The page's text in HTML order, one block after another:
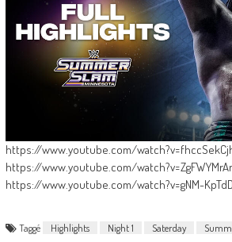
https://www.youtube.com/
https://www.youtube.com/
https://www.youtube.com/watch?v=gNM-
Taggé Highlights Night 1 Saterday